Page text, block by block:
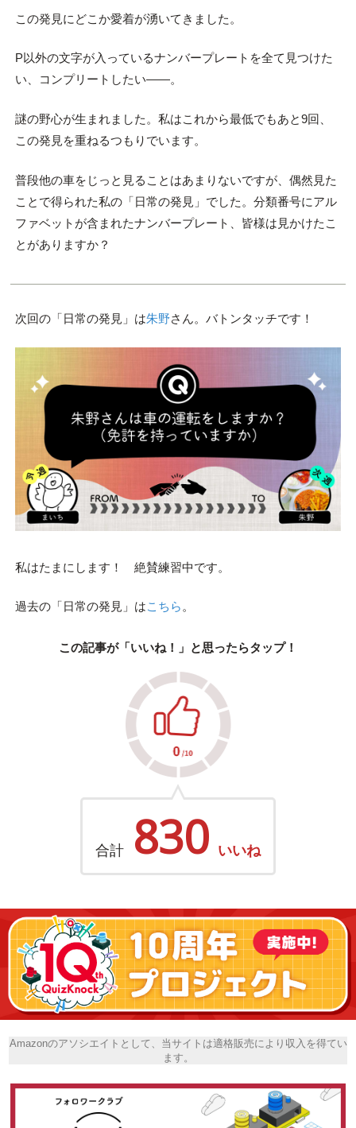
この発見にどこか愛着が湧いてきました。
P以外の文字が入っているナンバープレートを全て見つけた
い、コンプリートしたい――。
謎の野心が生まれました。私はこれから最低でもあと9回、
この発見を重ねるつもりでいます。
普段他の車をじっと見ることはあまりないですが、偶然見た
ことで得られた私の「日常の発見」でした。分類番号にアル
ファベットが含まれたナンバープレート、皆様は見かけたこ
とがありますか？
次回の「日常の発見」は朱野さん。バトンタッチです！
私はたまにします！ 絶賛練習中です。
過去の「日常の発見」はこちら 。
この記事が「いいね！」と思ったらタップ！
合計 830 いいね
Amazonのアソシエイトとして、当サイトは適格販売により収入を得てい
ます。